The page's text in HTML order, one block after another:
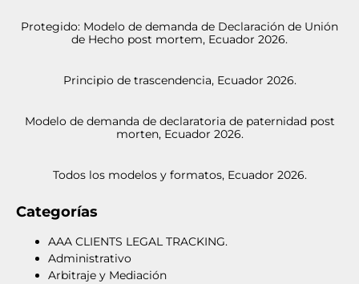
Protegido: Modelo de demanda de Declaración de Unión
de Hecho post mortem, Ecuador 2026.
Principio de trascendencia, Ecuador 2026.
Modelo de demanda de declaratoria de paternidad post
morten, Ecuador 2026.
Todos los modelos y formatos, Ecuador 2026.
Categorías
AAA CLIENTS LEGAL TRACKING.
Administrativo
Arbitraje y Mediación